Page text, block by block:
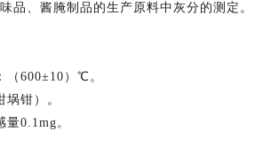
品、酱腌制品的生产原料中灰分的测定。
（600±10）℃。
埚钳）。
量0.1mg。